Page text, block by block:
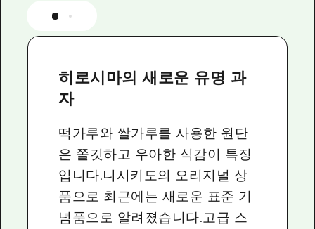
히로시마의 새로운 유명 과
자
떡가루와 쌀가루를 사용한 원단
은 쫄깃하고 우아한 식감이 특징
입니다.니시키도의 오리지널 상
품으로 최근에는 새로운 표준 기
념품으로 알려졌습니다.고급 스